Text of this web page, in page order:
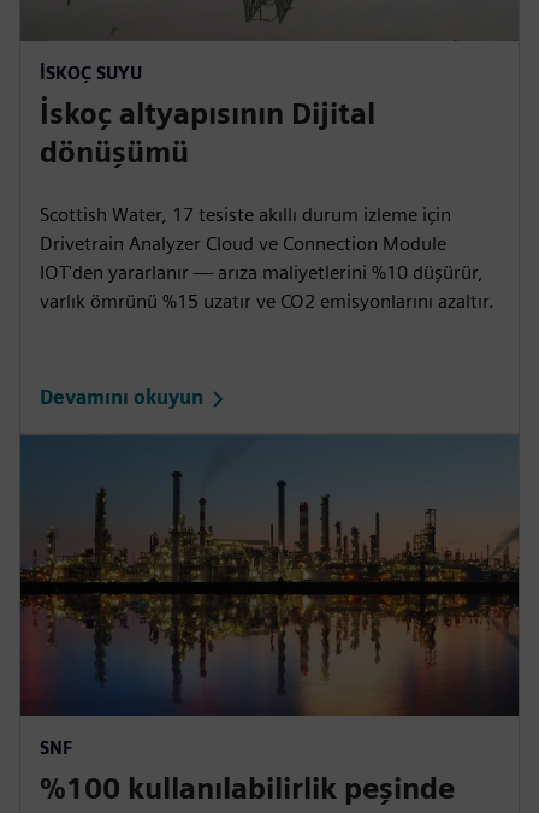
İSKOÇ SUYU
İskoç altyapısının Dijital
dönüşümü
Scottish Water, 17 tesiste akıllı durum izleme için
Drivetrain Analyzer Cloud ve Connection Module
IOT'den yararlanır — arıza maliyetlerini %10 düşürür,
varlık ömrünü %15 uzatır ve CO2 emisyonlarını azaltır.
Devamını okuyun
SNF
%100 kullanılabilirlik peşinde